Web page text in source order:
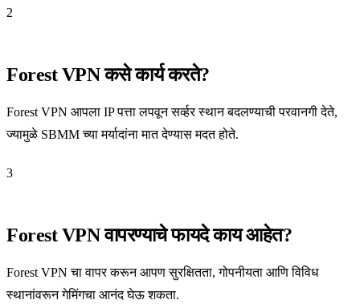
2
Forest VPN कसे कार्य करते?
Forest VPN आपला IP पत्ता लपवून सर्व्हर स्थान बदलण्याची परवानगी देते,
ज्यामुळे SBMM च्या मर्यादांना मात देण्यास मदत होते.
3
Forest VPN वापरण्याचे फायदे काय आहेत?
Forest VPN चा वापर करून आपण सुरक्षितता, गोपनीयता आणि विविध
स्थानांवरून गेमिंगचा आनंद घेऊ शकता.